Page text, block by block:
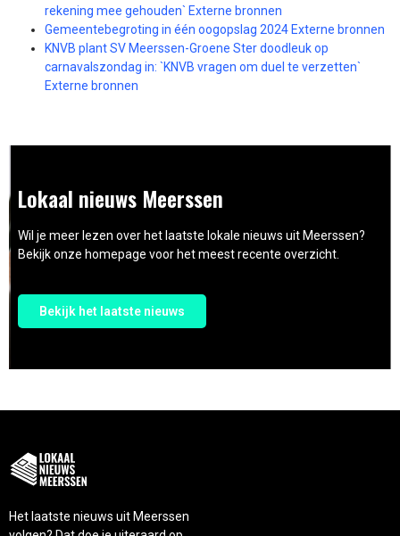
rekening mee gehouden` Externe bronnen
Gemeentebegroting in één oogopslag 2024 Externe bronnen
KNVB plant SV Meerssen-Groene Ster doodleuk op
carnavalszondag in: `KNVB vragen om duel te verzetten`
Externe bronnen
Lokaal nieuws Meerssen
Wil je meer lezen over het laatste lokale nieuws uit Meerssen?
Bekijk onze homepage voor het meest recente overzicht.
Bekijk het laatste nieuws
Het laatste nieuws uit Meerssen